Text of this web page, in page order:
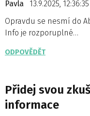
Pavla
13.9.2025, 12:36:35
Opravdu se nesmí do
Info je rozporuplné…
ODPOVĚDĚT
Přidej svou
informace